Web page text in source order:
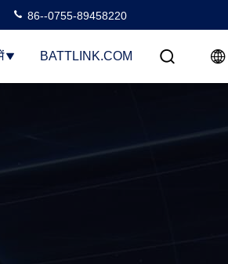
86--0755-89458220
BATTLINK.COM